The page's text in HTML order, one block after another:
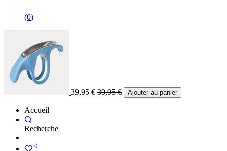
(0)
39,95 € 39,95€ Ajouter au panier
Accueil
Recherche
0